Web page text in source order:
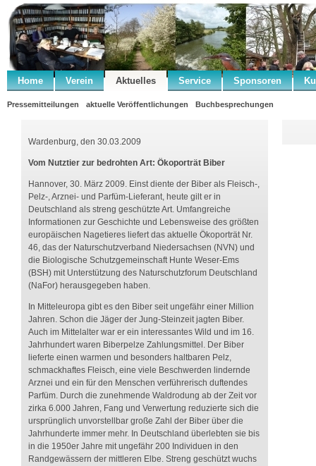
Home Verein Aktuelles Service Sponsoren
Pressemitteilungen aktuelle Veröffentlichungen Buchbesprechungen
Wardenburg, den 30.03.2009
Vom Nutztier zur bedrohten Art: Ökoporträt Biber
Hannover, 30. März 2009. Einst diente der Biber als Fleisch-,
Pelz-, Arznei- und Parfüm-Lieferant, heute gilt er in
Deutschland als streng geschützte Art. Umfangreiche
Informationen zur Geschichte und Lebensweise des größten
europäischen Nagetieres liefert das aktuelle Ökoporträt Nr.
46, das der Naturschutzverband Niedersachsen (NVN) und
die Biologische Schutzgemeinschaft Hunte Weser-Ems
(BSH) mit Unterstützung des Naturschutzforum Deutschland
(NaFor) herausgegeben haben.
In Mitteleuropa gibt es den Biber seit ungefähr einer Million
Jahren. Schon die Jäger der Jung-Steinzeit jagten Biber.
Auch im Mittelalter war er ein interessantes Wild und im 16.
Jahrhundert waren Biberpelze Zahlungsmittel. Der Biber
lieferte einen warmen und besonders haltbaren Pelz,
schmackhaftes Fleisch, eine viele Beschwerden lindernde
Arznei und ein für den Menschen verführerisch duftendes
Parfüm. Durch die zunehmende Waldrodung ab der Zeit vor
zirka 6.000 Jahren, Fang und Verwertung reduzierte sich die
ursprünglich unvorstellbar große Zahl der Biber über die
Jahrhunderte immer mehr. In Deutschland überlebten sie bis
in die 1950er Jahre mit ungefähr 200 Individuen in den
Randgewässern der mittleren Elbe. Streng geschützt wuchs